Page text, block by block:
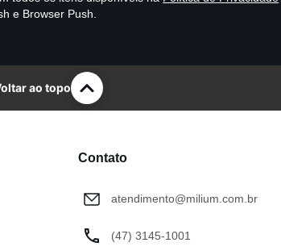
e Browser Push.
ao topo
Contato
atendimento@milium.com.br
(47) 3145-1001